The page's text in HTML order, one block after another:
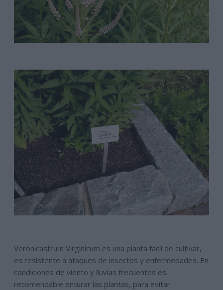
Veronicastrum Virginicum es una planta fácil de cultivar,
es resistente a ataques de insectos y enfermedades. En
condiciones de viento y lluvias frecuentes es
recomendable enturar las plantas, para evitar